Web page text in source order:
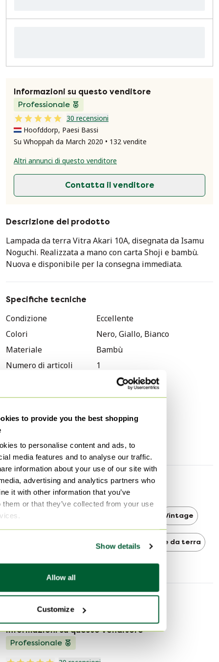
to provide you the best shopping
to personalise content and ads, to
media features and to analyse our traffic.
information about your use of our site with
advertising and analytics partners who
it with other information that you’ve
them or that they’ve collected from your use
Show details
Allow all
Customize
Informazioni su questo venditore
Professionale
30 recensioni
Hoofddorp, Paesi Bassi
Su Whoppah da March 2020 • 132 vendite
Altri annunci di questo venditore
Contatta il venditore
Descrizione del prodotto
Lampada da terra Vitra Akari 10A, disegnata da Isamu
Noguchi. Realizzata a mano con carta Shoji e bambù.
Nuova e disponibile per la consegna immediata.
Specifiche tecniche
Condizione
Eccellente
Colori
Nero, Giallo, Bianco
Materiale
Bambù
Numero di articoli
1
Vintage
Marchio
Vitra
Profondità
1 cm
Scoprire di più
Vintage
Vintage Lampade da terra Lampade da terra
Informazioni sul venditore
Informazioni su questo venditore
Professionale